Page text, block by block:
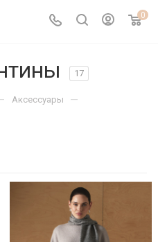
0
17
Аксессуары —